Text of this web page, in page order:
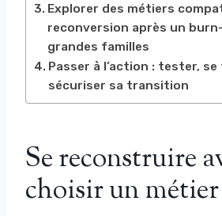
Explorer des métiers
reconversion après un
grandes familles
Passer à l’action : tester,
sécuriser sa transition
Se reconstruire
choisir un métier